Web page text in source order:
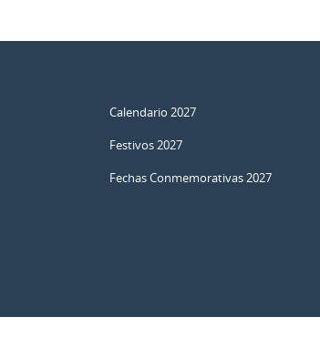
Calendario 2027
Festivos 2027
Fechas Conmemorativas 2027